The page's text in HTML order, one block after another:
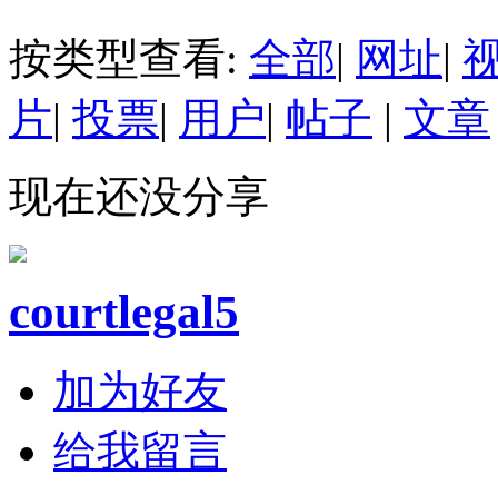
按类型查看: 全部| 网址|
片| 投票| 用户| 帖子 | 文章
现在还没分享
courtlegal5
加为好友
给我留言